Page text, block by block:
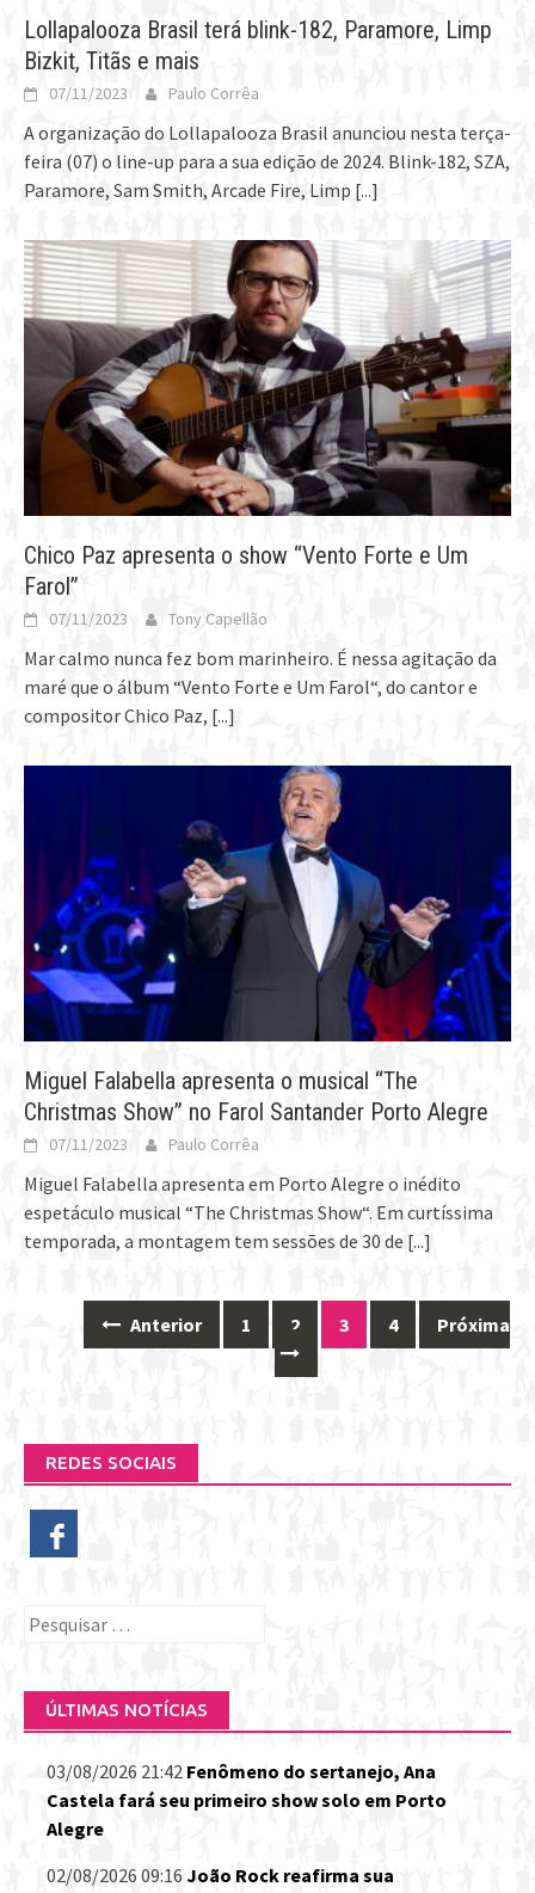
Lollapalooza Brasil terá blink-182, Paramore, Limp
Bizkit, Titãs e mais
07/11/2023 Paulo Corrêa
A organização do Lollapalooza Brasil anunciou nesta terça-
feira (07) o line-up para a sua edição de 2024. Blink-182, SZA,
Paramore, Sam Smith, Arcade Fire, Limp [...]
Chico Paz apresenta o show “Vento Forte e Um
Farol”
07/11/2023 Tony Capellão
Mar calmo nunca fez bom marinheiro. É nessa agitação da
maré que o álbum “Vento Forte e Um Farol“, do cantor e
compositor Chico Paz, [...]
Miguel Falabella apresenta o musical “The
Christmas Show” no Farol Santander Porto Alegre
07/11/2023 Paulo Corrêa
Miguel Falabella apresenta em Porto Alegre o inédito
espetáculo musical “The Christmas Show“. Em curtíssima
temporada, a montagem tem sessões de 30 de [...]
Posts
Anterior 1 2 3 4 Próxima
REDES SOCIAIS
Pesquisar
ÚLTIMAS NOTÍCIAS
03/08/2026 21:42 Fenômeno do sertanejo, Ana
Castela fará seu primeiro show solo em Porto
Alegre
02/08/2026 09:16 João Rock reafirma sua